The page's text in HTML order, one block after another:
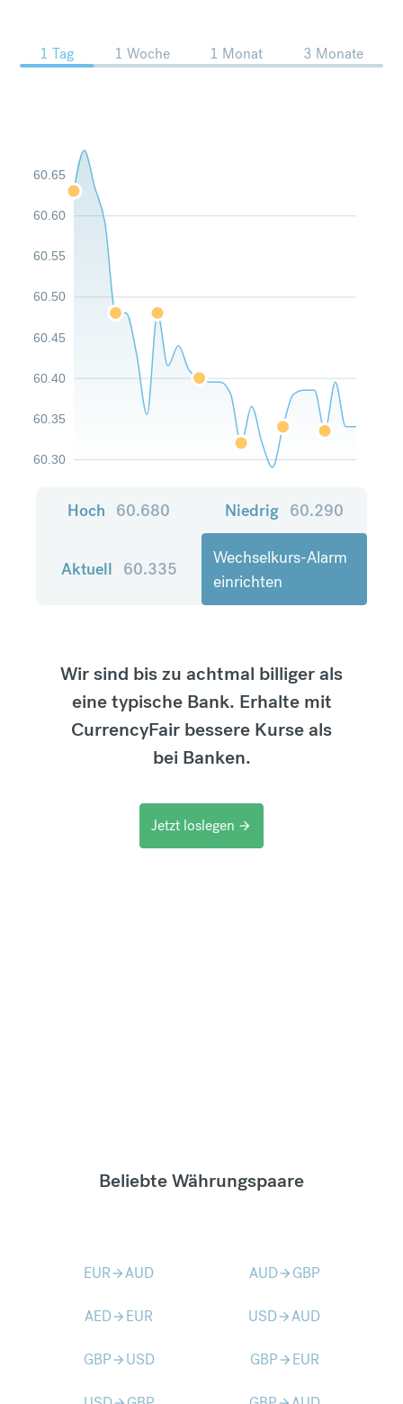
1 Tag 1 Woche 1 Monat 3 Monate
60.30
60.35
60.40
60.45
60.50
60.55
60.60
60.65
Hoch 60.680 Niedrig 60.290
Aktuell 60.335
Wechselkurs-Alarm
einrichten
Wir sind bis zu achtmal billiger als
eine typische Bank. Erhalte mit
CurrencyFair bessere Kurse als
bei Banken.
Jetzt loslegen arrow_forward
Beliebte Währungspaare
EURarrow_forwardAUD AUDarrow_forward GBP
AEDarrow_forward EUR USDarrow_forwardAUD
GBParrow_forward USD GBParrow_forward EUR